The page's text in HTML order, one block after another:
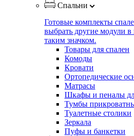
Спальни
Готовые комплекты
выбрать другие модули
таким значком.
Товары для спален
Комоды
Кровати
Ортопедические
Матрасы
Шкафы и пеналы
Тумбы
Туалетные столики
Зеркала
Пуфы и банкетки